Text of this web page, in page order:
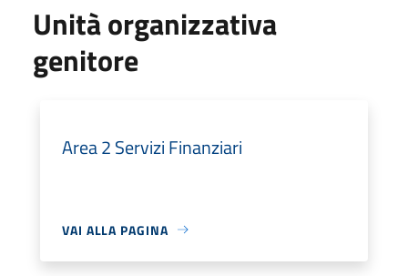
Unità organizzativa
genitore
Area 2 Servizi Finanziari
VAI ALLA PAGINA